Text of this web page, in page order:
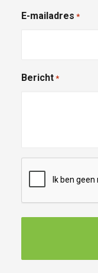
E-mailadres *
Bericht *